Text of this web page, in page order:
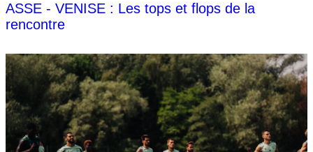
ASSE - VENISE : Les tops et flops de la
rencontre